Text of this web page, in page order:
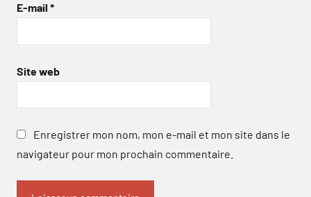
E-mail *
Site web
Enregistrer mon nom, mon e-mail et mon site dans le
navigateur pour mon prochain commentaire.